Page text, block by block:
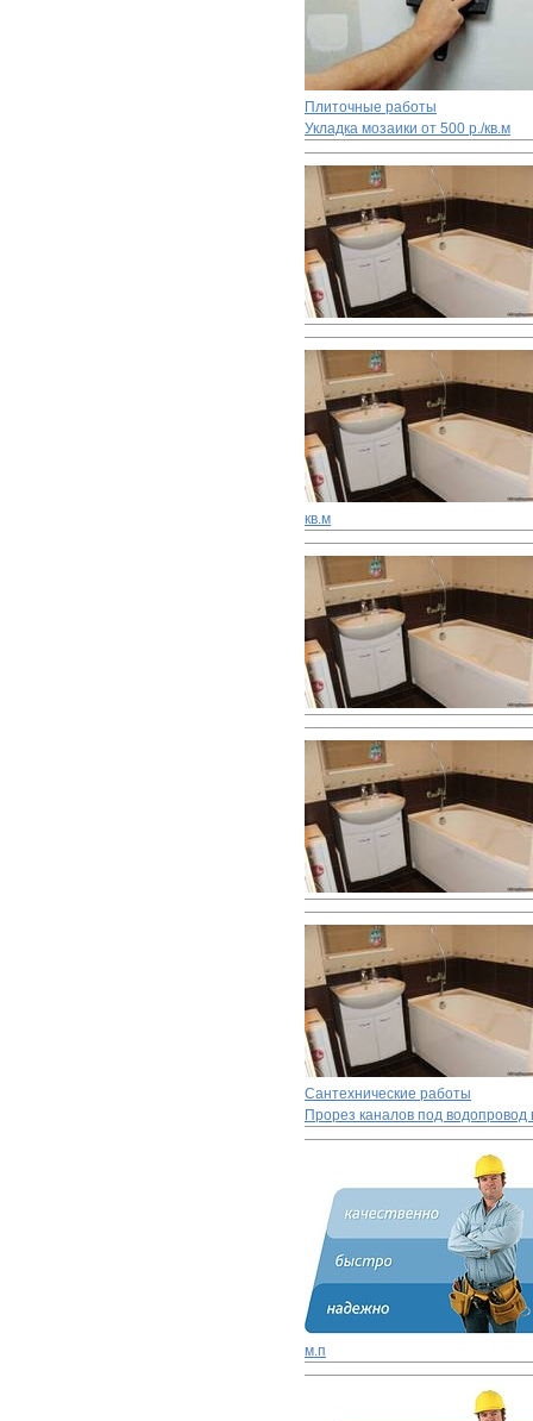
Плиточные работы
Укладка мозаики от 500 р./кв.м
кв.м
Сантехнические работы
Прорез каналов под водопровод
м.п